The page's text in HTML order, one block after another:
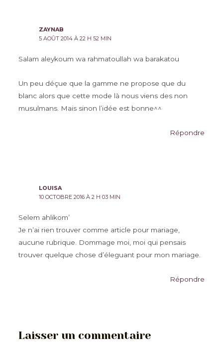
ZAYNAB
5 AOÛT 2014 À 22 H 52 MIN
Salam aleykoum wa rahmatoullah wa barakatou
Un peu déçue que la gamme ne propose que du
blanc alors que cette mode là nous viens des non
musulmans. Mais sinon l’idée est bonne^^
Répondre
LOUISA
10 OCTOBRE 2016 À 2 H 03 MIN
Selem ahlikom’
Je n’ai rien trouver comme article pour mariage,
aucune rubrique. Dommage moi, moi qui pensais
trouver quelque chose d’éleguant pour mon mariage.
Répondre
Laisser un commentaire